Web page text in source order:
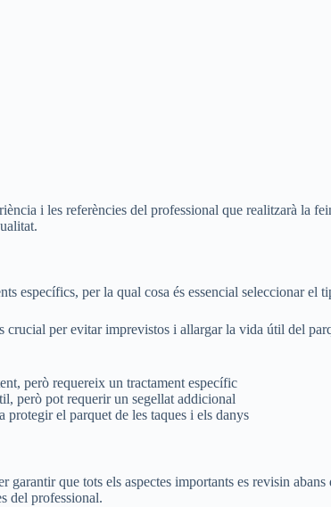
i les referències del professional que realitzarà la
específics, per la qual cosa és essencial seleccionar
crucial per evitar imprevistos i allargar la vida útil del
però requereix un tractament específic
però pot requerir un segellat addicional
protegir el parquet de les taques i els danys
garantir que tots els aspectes importants es revisin
del professional.